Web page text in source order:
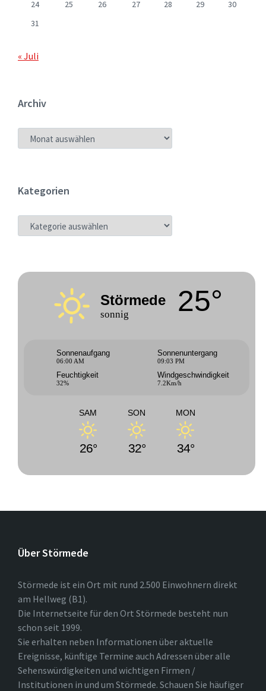
24
25 26 27 28 29
30
31
« Juli
Archiv
ARCHIV
Kategorien
KATEGORIEN
Störmede
sonnig 25°
Sonnenaufgang
06:00 AM
Sonnenuntergang
09:03 PM
Feuchtigkeit
32%
Windgeschwindigkeit
7.2Km/h
SAM
26°
SON
32°
MON
34°
Über Störmede
Störmede ist ein Ort mit rund 2.500 Einwohnern direkt
am Hellweg (B1).
Die Internetseite für den Ort Störmede besteht nun
schon seit 1999.
Sie erhalten neben Informationen über aktuelle
Ereignisse, künftige Termine auch Adressen über alle
Sehenswürdigkeiten und wichtigen Firmen /
Institutionen in und um Störmede. Schauen Sie häufiger